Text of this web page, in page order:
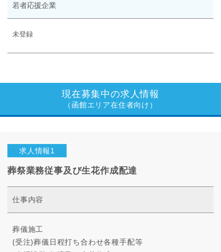
若者応援企業
未登録
現在募集中の求人情報
（函館エリア在住者向け）
求人情報1
葬祭業務従事及び生花作成配達
仕事内容
葬儀施工
(受注)葬儀日程打ち合わせ各種手配等